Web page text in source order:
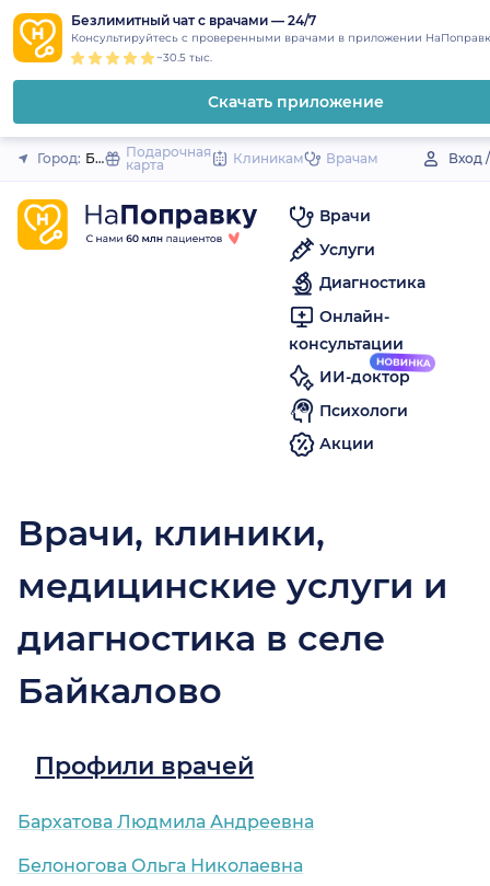
to
content
Безлимитный чат с врачами — 24/7
Консультируйтесь с проверенными врачами в приложении
~30.5 тыс.
Скачать приложение
Закрыть
Город: Байкалово (село)
Подарочная
карта
Клиникам Врачам Вход
Врачи
Услуги
Диагностика
Онлайн-
консультации
ИИ-доктор
Психологи
Акции
Врачи, клиники,
медицинские услуги и
диагностика в селе
Байкалово
Профили врачей
Бархатова Людмила Андреевна
Белоногова Ольга Николаевна